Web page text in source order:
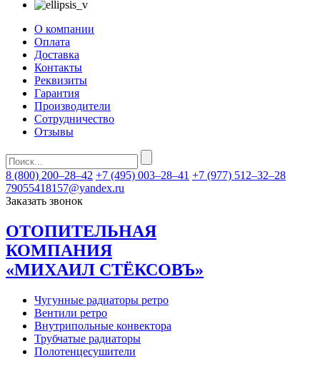
О компании
Оплата
Доставка
Контакты
Реквизиты
Гарантия
Производители
Сотрудничество
Отзывы
8 (800) 200–28–42 +7 (495) 003–28–41 +7 (977) 512–32–28
79055418157@yandex.ru
Заказать звонок
ОТОПИТЕЛЬНАЯ
КОМПАНИЯ
«МИХАИЛ СТЁКСОВЪ»
Чугунные радиаторы ретро
Вентили ретро
Внутрипольные конвектора
Трубчатые радиаторы
Полотенцесушители